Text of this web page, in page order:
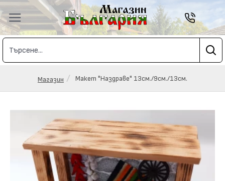
Магазин Макет "Наздраве" 13см./9см./13см.